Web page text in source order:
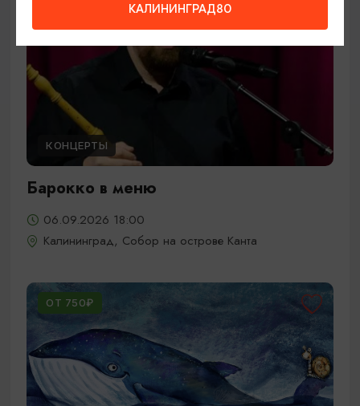
КОНЦЕРТЫ
Барокко в меню
06.09.2026 18:00
Калининград, Собор на острове Канта
ОТ 750₽
КАЛИНИНГРАД80